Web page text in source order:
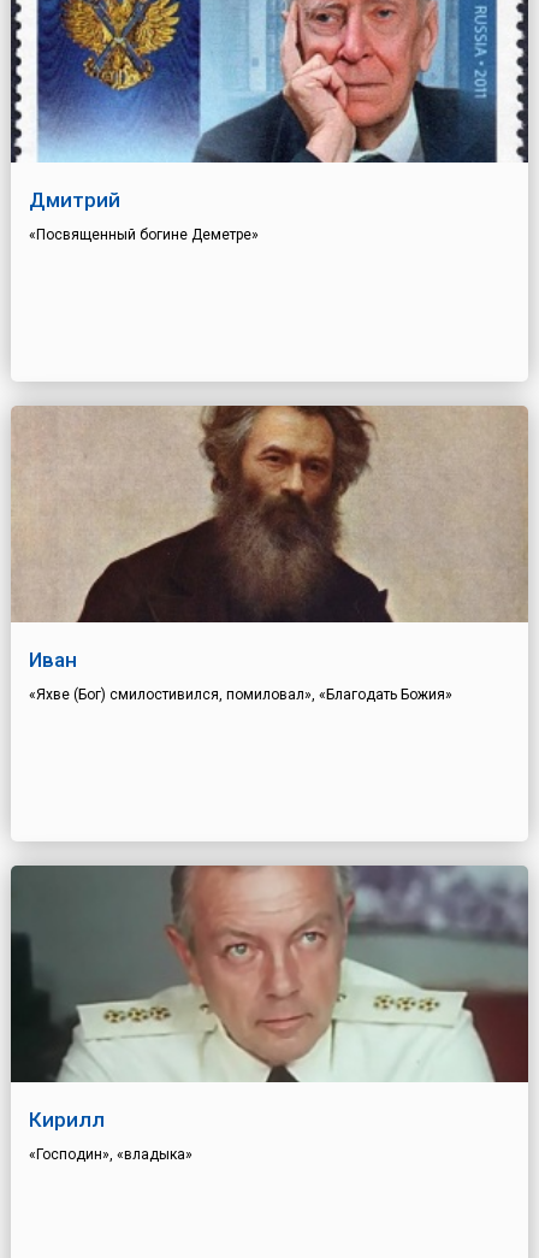
Дмитрий
«Посвященный богине Деметре»
Иван
«Яхве (Бог) смилостивился, помиловал», «Благодать Божия»
Кирилл
«Господин», «владыка»